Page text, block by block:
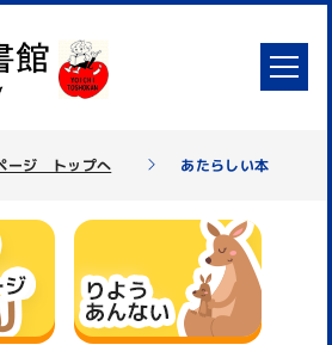
ージ トップへ あたらしい本